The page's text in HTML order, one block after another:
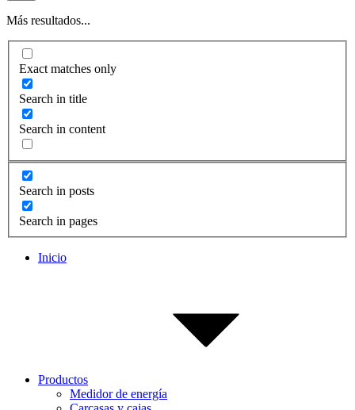
Más resultados...
Exact matches only
Search in title
Search in content
Search in posts
Search in pages
Inicio
Productos
Medidor de energía